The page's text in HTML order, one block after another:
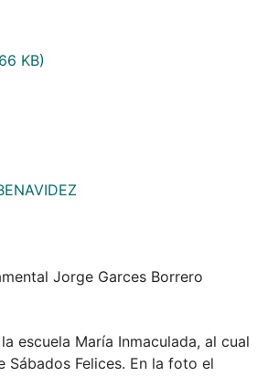
KB)
Jorge Garces Borrero
escuela María Inmaculada, al cual
Sábados Felices. En la foto el